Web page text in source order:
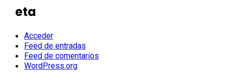
Meta
Acceder
Feed de entradas
Feed de comentarios
WordPress.org